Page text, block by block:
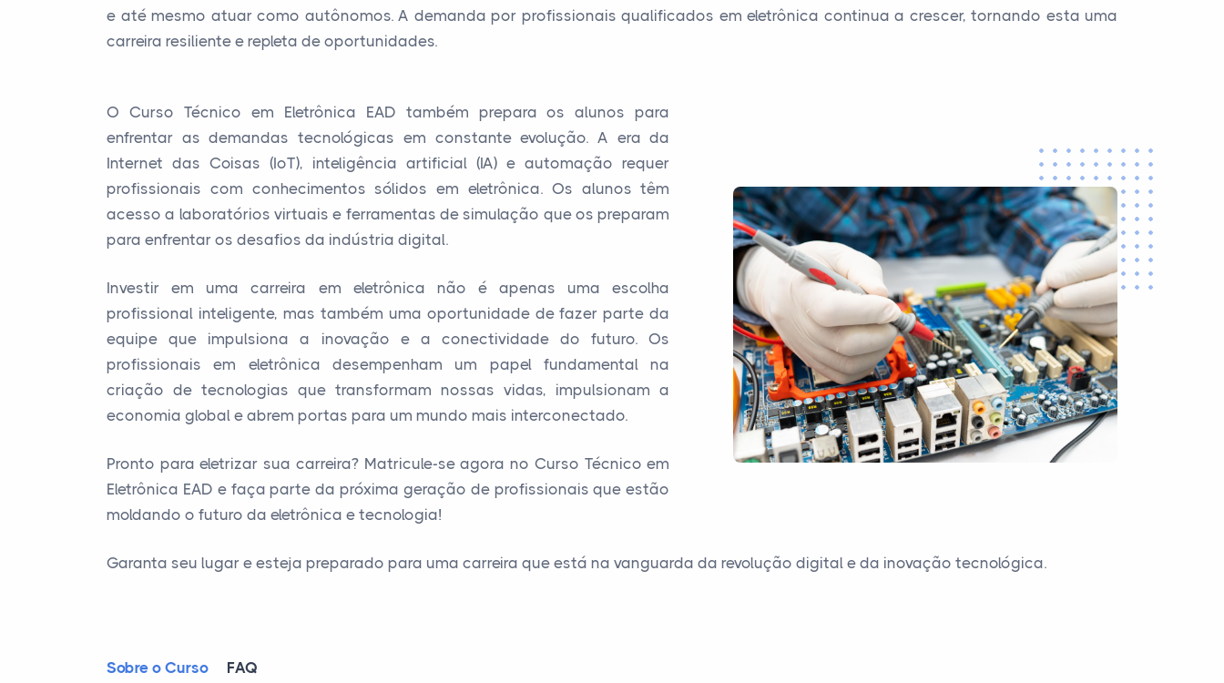
e até mesmo atuar como autônomos. A demanda por profissionais qualificados em eletrônica continua a crescer, tornando esta uma
carreira resiliente e repleta de oportunidades.
O Curso Técnico em Eletrônica EAD também prepara os alunos para
enfrentar as demandas tecnológicas em constante evolução. A era da
Internet das Coisas (IoT), inteligência artificial (IA) e automação requer
profissionais com conhecimentos sólidos em eletrônica. Os alunos têm
acesso a laboratórios virtuais e ferramentas de simulação que os preparam
para enfrentar os desafios da indústria digital.
Investir em uma carreira em eletrônica não é apenas uma escolha
profissional inteligente, mas também uma oportunidade de fazer parte da
equipe que impulsiona a inovação e a conectividade do futuro. Os
profissionais em eletrônica desempenham um papel fundamental na
criação de tecnologias que transformam nossas vidas, impulsionam a
economia global e abrem portas para um mundo mais interconectado.
Pronto para eletrizar sua carreira? Matricule-se agora no Curso Técnico em
Eletrônica EAD e faça parte da próxima geração de profissionais que estão
moldando o futuro da eletrônica e tecnologia!
Garanta seu lugar e esteja preparado para uma carreira que está na vanguarda da revolução digital e da inovação tecnológica.
Sobre o Curso FAQ